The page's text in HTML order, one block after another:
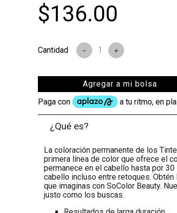
$136.00
＋
－
Agregar a mi bolsa
¿Qué es?
La coloración permanente de los
primera línea de color que ofrece el
permanece en el cabello hasta por
cabello incluso entre retoques.
que imaginas con SoColor Beauty.
justo como los buscas.